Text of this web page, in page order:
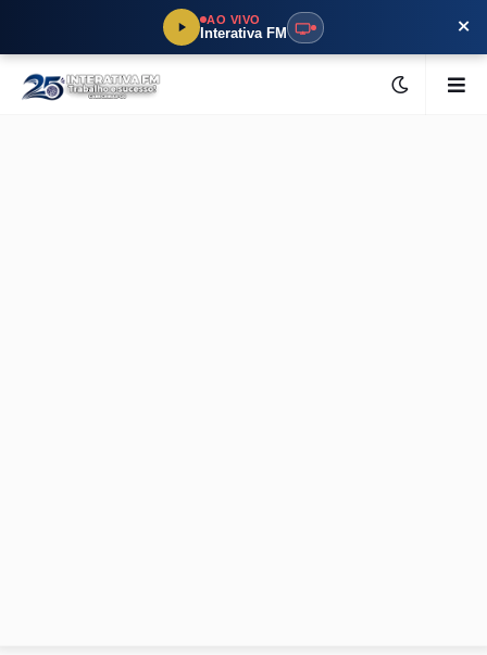
AO VIVO
Interativa FM ×